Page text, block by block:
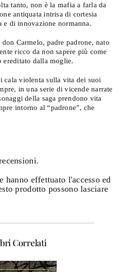
tanto, non è la mafia a farla da
antiquata intrisa di cortesia
e di innovazione normanna.
Carmelo, padre padrone, nato
ricco da non sapere più come
ereditato dalla moglie.
cala violenta sulla vita dei suoi
in una serie di vicende narrate
della saga prendono vita
intorno al “padrone”, che
hanno effettuato l'accesso ed
prodotto possono lasciare
Correlati